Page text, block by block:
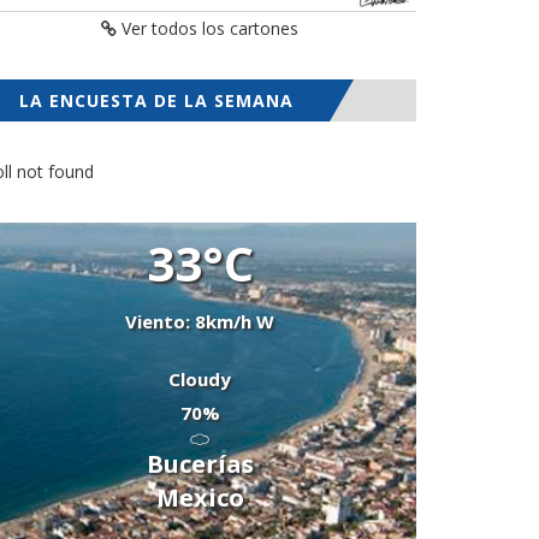
Ver todos los cartones
LA ENCUESTA DE LA SEMANA
not found
33°C
Viento: 8km/h W
Cloudy
70%
Bucerías
Mexico